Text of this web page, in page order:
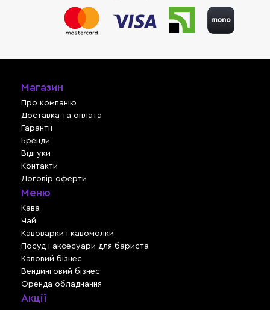
Магазин
Про компанію
Доставка та оплата
Гарантії
Бренди
Відгуки
Контакти
Договір оферти
Меню
Кава
Чай
Кавоварки і кавомолки
Посуд і аксесуари для бариста
Кавовий бізнес
Вендинговий бізнес
Оренда обладнання
Акції